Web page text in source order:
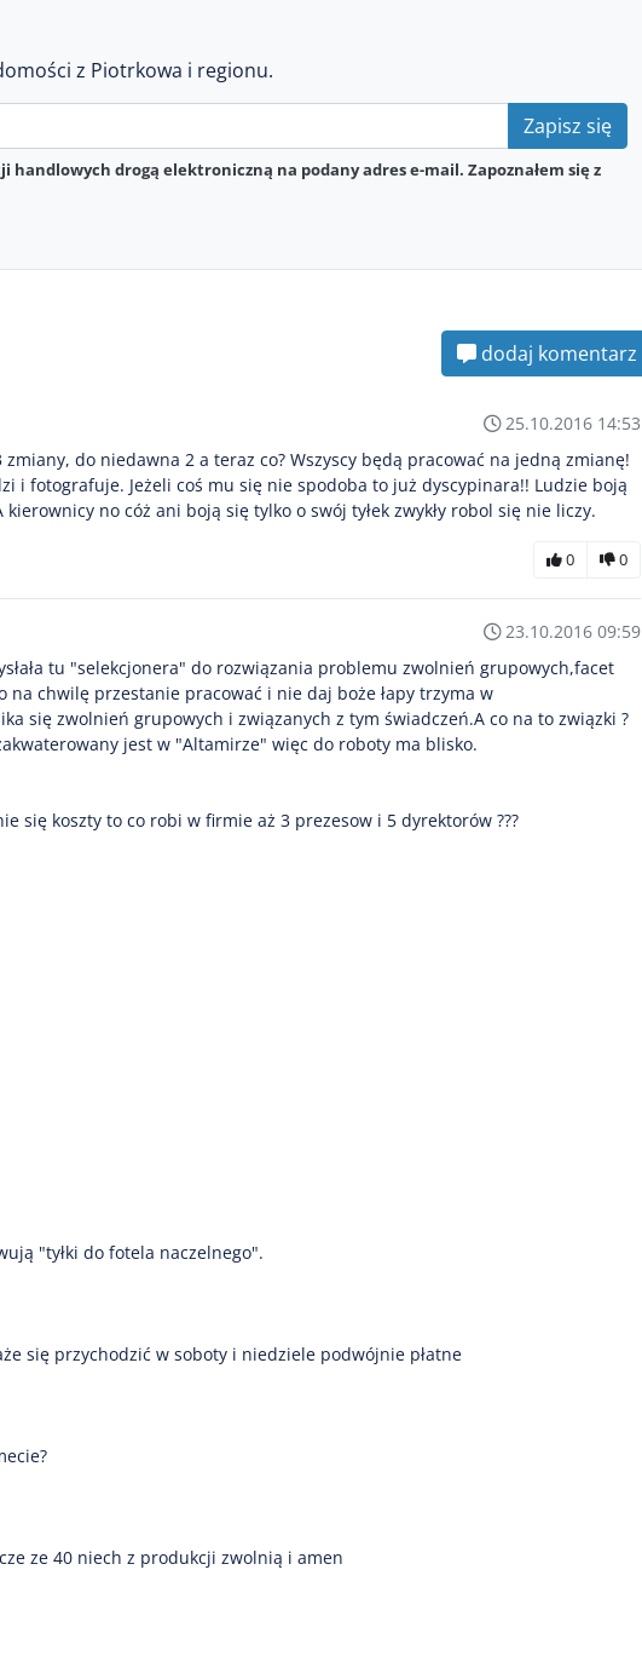
z Piotrkowa i regionu.
Zapisz się
drogą elektroniczną na podany adres e-mail. Zapoznałem się z
dodaj komentarz
25.10.2016 14:53
do niedawna 2 a teraz co? Wszyscy będą pracować na jedną zmianę!
i fotografuje. Jeżeli coś mu się nie spodoba to już dyscypinara!! Ludzie boją
no cóż ani boją się tylko o swój tyłek zwykły robol się nie liczy.
0 0
23.10.2016 09:59
tu "selekcjonera" do rozwiązania problemu zwolnień grupowych,facet
chwilę przestanie pracować i nie daj boże łapy trzyma w
się zwolnień grupowych i związanych z tym świadczeń.A co na to związki ?
jest w "Altamirze" więc do roboty ma blisko.
się koszty to co robi w firmie aż 3 prezesow i 5 dyrektorów ???
"tyłki do fotela naczelnego".
się przychodzić w soboty i niedziele podwójnie płatne
ze 40 niech z produkcji zwolnią i amen